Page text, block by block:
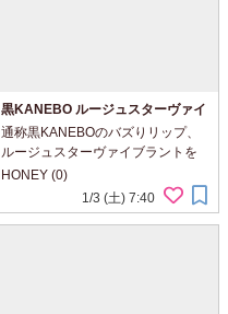
黒KANEBO ルージュスターヴァイ
ブラント V02なら上品と色気の両
立が叶う
通称黒KANEBOのバズりリップ、
ルージュスターヴァイブラントを
ご紹介。 生命感を吹き込むかのよ
うな鮮やかな血色感が持続するよ
うな設計が施されているため、パ
HONEY (0)
1/3 (土) 7:40